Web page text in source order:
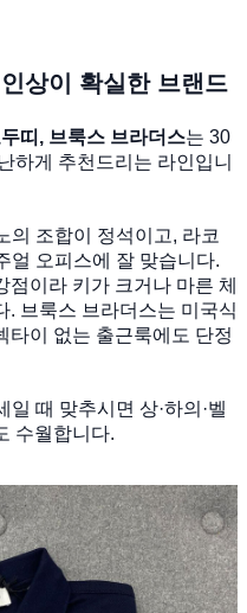
상이 확실한 브랜드
띠, 브룩스 브라더스는 30
하게 추천드리는 라인입니
의 조합이 정석이고, 라코
얼 오피스에 잘 맞습니다.
이라 키가 크거나 마른 체
. 브룩스 브라더스는 미국식
타이 없는 출근룩에도 단정
때 맞추시면 상·하의·벨
수월합니다.